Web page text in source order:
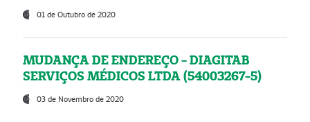
01 de Outubro de 2020
MUDANÇA DE ENDEREÇO - DIAGITAB
SERVIÇOS MÉDICOS LTDA (54003267-5)
03 de Novembro de 2020